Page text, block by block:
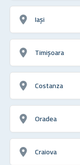
Iași
Timișoara
Costanza
Oradea
Craiova